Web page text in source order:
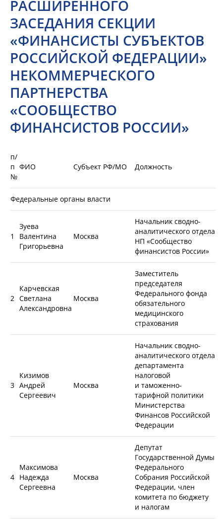
РАСШИРЕННОГО
ЗАСЕДАНИЯ СЕКЦИИ
«ФИНАНСИСТЫ СУБЪЕКТОВ
РОССИЙСКОЙ ФЕДЕРАЦИИ»
НЕКОММЕРЧЕСКОГО
ПАРТНЕРСТВА
«СООБЩЕСТВО
ФИНАНСИСТОВ РОССИИ»
п/
п
№
ФИО Субъект РФ/МО Должность
Федеральные органы власти
1
Зуева
Валентина
Григорьевна
Москва
Начальник сводно-
аналитического отдела
НП «Сообщество
финансистов России»
2
Карчевская
Светлана
Александровна
Москва
Заместитель
председателя
Федерального фонда
обязательного
медицинского
страхования
3
Кизимов
Андрей
Сергеевич
Москва
Начальник сводно-
аналитического отдела
департамента
налоговой
и таможенно-
тарифной политики
Министерства
Финансов Российской
Федерации
4
Максимова
Надежда
Сергеевна
Москва
Депутат
Государственной Думы
Федерального
Собрания Российской
Федерации, член
комитета по бюджету
и налогам